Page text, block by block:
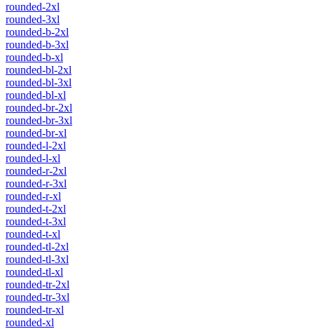
rounded-2xl
rounded-3xl
rounded-b-2xl
rounded-b-3xl
rounded-b-xl
rounded-bl-2xl
rounded-bl-3xl
rounded-bl-xl
rounded-br-2xl
rounded-br-3xl
rounded-br-xl
rounded-l-2xl
rounded-l-xl
rounded-r-2xl
rounded-r-3xl
rounded-r-xl
rounded-t-2xl
rounded-t-3xl
rounded-t-xl
rounded-tl-2xl
rounded-tl-3xl
rounded-tl-xl
rounded-tr-2xl
rounded-tr-3xl
rounded-tr-xl
rounded-xl